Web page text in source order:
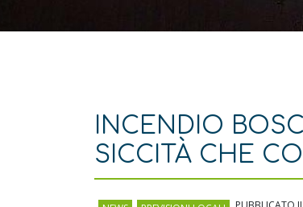
INCENDIO
SICCITÀ CHE